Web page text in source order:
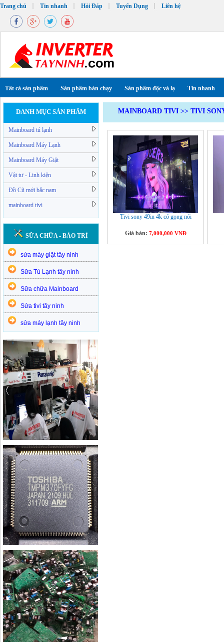
Trang chủ Tin nhanh Hỏi Đáp Tuyển Dụng Liên hệ
Tất cả sản phẩm Sản phẩm bán chạy Sản phẩm độc và lạ Tin nhanh
DANH MỤC SẢN PHẨM
Mainboard tủ lạnh
Mainboard Máy Lạnh
Mainboard Máy Giặt
Vật tư - Linh kiện
Đồ Cũ mới bắc nam
mainboard tivi
SỮA CHỮA - BẢO TRÌ
sửa máy giặt tây ninh
Sữa Tủ Lạnh tây ninh
Sữa chữa Mainboard
Sửa tivi tây ninh
sửa máy lạnh tây ninh
MAINBOARD TIVI >> TIVI
Tivi sony 49in 4k có gọng nói
Giá bán: 7,000,000 VNĐ